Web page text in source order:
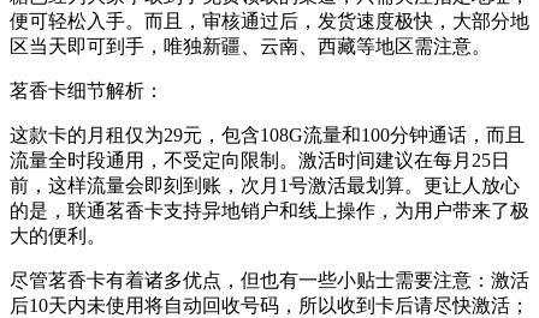
便可轻松入手。而且，审核通过后，发货速度极快，大部分地
区当天即可到手，唯独新疆、云南、西藏等地区需注意。
茗香卡细节解析：
这款卡的月租仅为29元，包含108G流量和100分钟通话，而且
流量全时段通用，不受定向限制。激活时间建议在每月25日
前，这样流量会即刻到账，次月1号激活最划算。更让人放心
的是，联通茗香卡支持异地销户和线上操作，为用户带来了极
大的便利。
尽管茗香卡有着诸多优点，但也有一些小贴士需要注意：激活
后10天内未使用将自动回收号码，所以收到卡后请尽快激活；